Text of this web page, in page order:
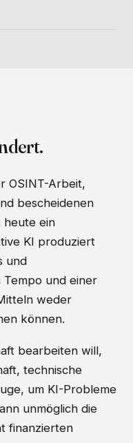
OSINT-Arbeit,
bescheidenen
heute ein
KI produziert
und
Tempo und einer
weder
können.
bearbeiten will,
technische
um KI-Probleme
unmöglich die
finanzierten